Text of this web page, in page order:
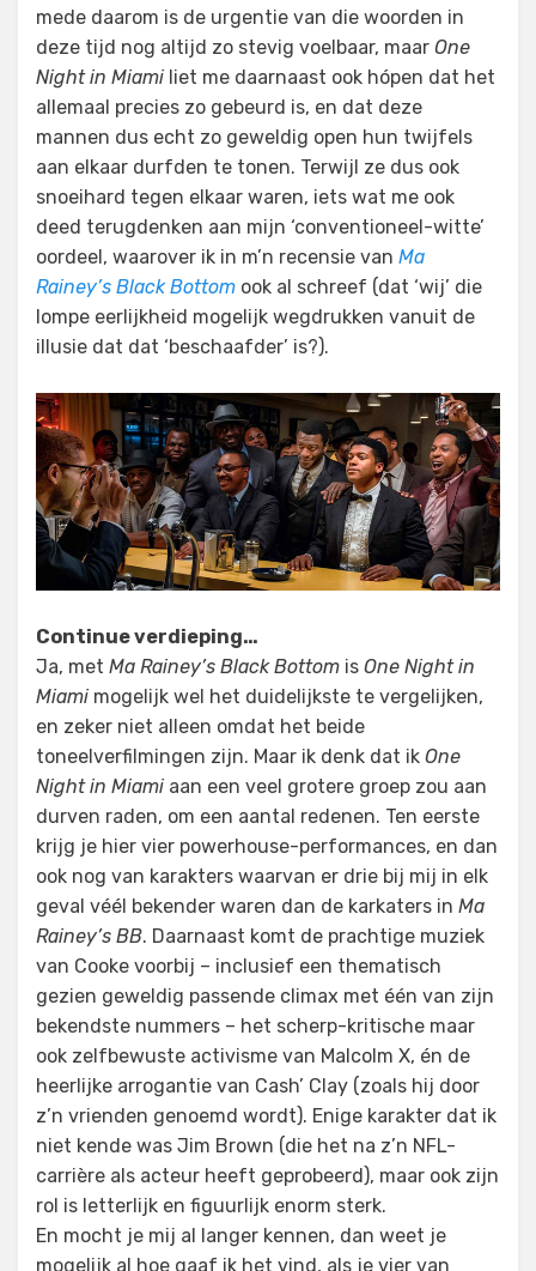
mede daarom is de urgentie van die woorden in
deze tijd nog altijd zo stevig voelbaar, maar One
Night in Miami liet me daarnaast ook hópen dat het
allemaal precies zo gebeurd is, en dat deze
mannen dus echt zo geweldig open hun twijfels
aan elkaar durfden te tonen. Terwijl ze dus ook
snoeihard tegen elkaar waren, iets wat me ook
deed terugdenken aan mijn ‘conventioneel-witte’
oordeel, waarover ik in m’n recensie van Ma
Rainey’s Black Bottom ook al schreef (dat ‘wij’ die
lompe eerlijkheid mogelijk wegdrukken vanuit de
illusie dat dat ‘beschaafder’ is?).
Continue verdieping…
Ja, met Ma Rainey’s Black Bottom is One Night in
Miami mogelijk wel het duidelijkste te vergelijken,
en zeker niet alleen omdat het beide
toneelverfilmingen zijn. Maar ik denk dat ik One
Night in Miami aan een veel grotere groep zou aan
durven raden, om een aantal redenen. Ten eerste
krijg je hier vier powerhouse-performances, en dan
ook nog van karakters waarvan er drie bij mij in elk
geval véél bekender waren dan de karkaters in Ma
Rainey’s BB. Daarnaast komt de prachtige muziek
van Cooke voorbij – inclusief een thematisch
gezien geweldig passende climax met één van zijn
bekendste nummers – het scherp-kritische maar
ook zelfbewuste activisme van Malcolm X, én de
heerlijke arrogantie van Cash’ Clay (zoals hij door
z’n vrienden genoemd wordt). Enige karakter dat ik
niet kende was Jim Brown (die het na z’n NFL-
carrière als acteur heeft geprobeerd), maar ook zijn
rol is letterlijk en figuurlijk enorm sterk.
En mocht je mij al langer kennen, dan weet je
mogelijk al hoe gaaf ik het vind, als je vier van